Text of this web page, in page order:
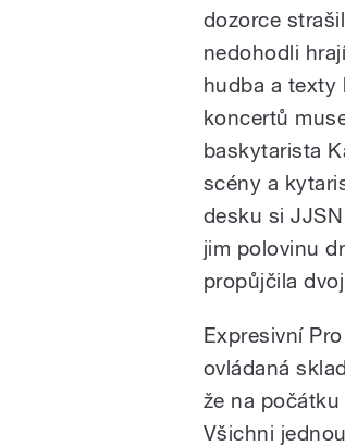
dozorce
nedohodli
hudba a texty
koncertů
baskytarista
scény a
desku si
jim polovinu
propůjčila
Expresivní
ovládaná
že na
Všichni